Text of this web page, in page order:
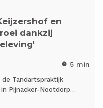
en
dankzij
timer 5 min
Tandartspraktijk
Pijnacker-Nootdorp…